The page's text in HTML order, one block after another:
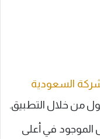
السعودية
من خلال التطبيق.
في أعلى